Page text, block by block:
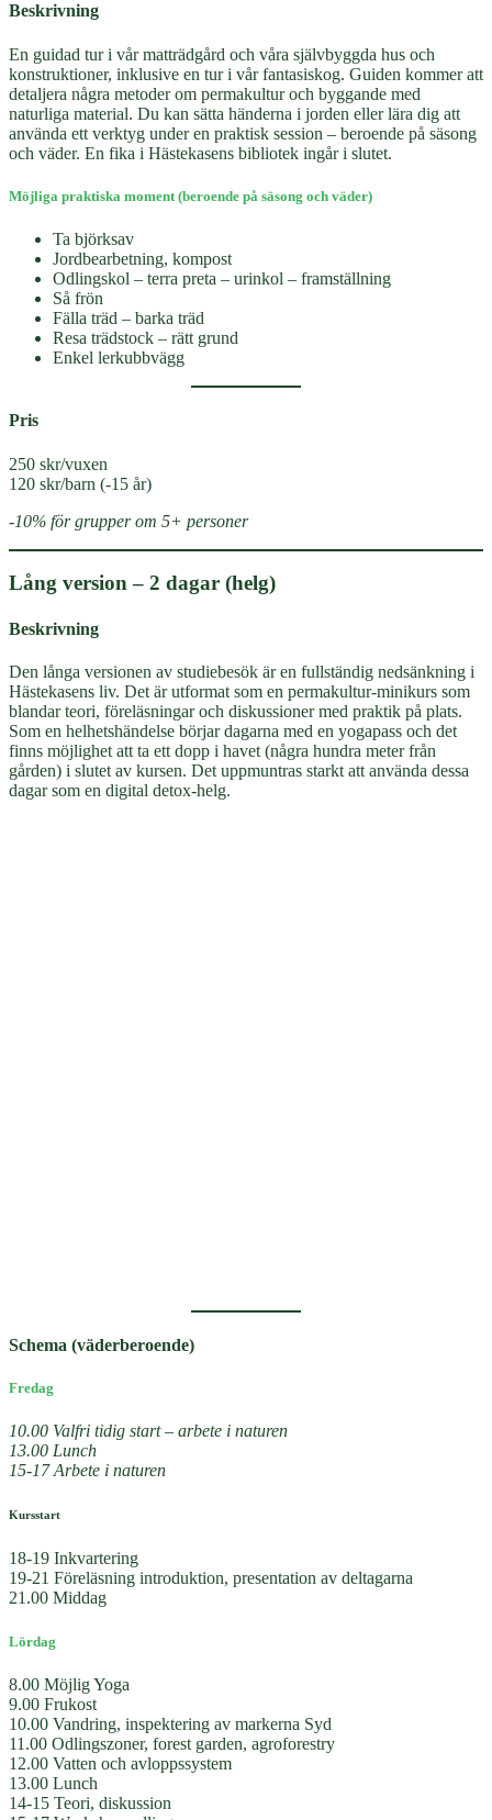
Beskrivning
En guidad tur i vår matträdgård och våra självbyggda hus och
konstruktioner, inklusive en tur i vår fantasiskog. Guiden kommer att
detaljera några metoder om permakultur och byggande med
naturliga material. Du kan sätta händerna i jorden eller lära dig att
använda ett verktyg under en praktisk session – beroende på säsong
och väder. En fika i Hästekasens bibliotek ingår i slutet.
Möjliga praktiska moment (beroende på säsong och väder)
Ta björksav
Jordbearbetning, kompost
Odlingskol – terra preta – urinkol – framställning
Så frön
Fälla träd – barka träd
Resa trädstock – rätt grund
Enkel lerkubbvägg
Pris
250 skr/vuxen
120 skr/barn (-15 år)
-10% för grupper om 5+ personer
Lång version – 2 dagar (helg)
Beskrivning
Den långa versionen av studiebesök är en fullständig nedsänkning i
Hästekasens liv. Det är utformat som en permakultur-minikurs som
blandar teori, föreläsningar och diskussioner med praktik på plats.
Som en helhetshändelse börjar dagarna med en yogapass och det
finns möjlighet att ta ett dopp i havet (några hundra meter från
gården) i slutet av kursen. Det uppmuntras starkt att använda dessa
dagar som en digital detox-helg.
Schema (väderberoende)
Fredag
10.00 Valfri tidig start – arbete i naturen
13.00 Lunch
15-17 Arbete i naturen
Kursstart
18-19 Inkvartering
19-21 Föreläsning introduktion, presentation av deltagarna
21.00 Middag
Lördag
8.00 Möjlig Yoga
9.00 Frukost
10.00 Vandring, inspektering av markerna Syd
11.00 Odlingszoner, forest garden, agroforestry
12.00 Vatten och avloppssystem
13.00 Lunch
14-15 Teori, diskussion